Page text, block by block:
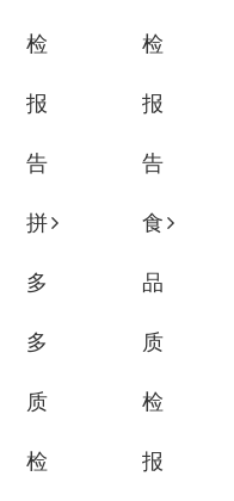
检
报
告
检
报
告
拼
多
多
质
检
食
品
质
检
报